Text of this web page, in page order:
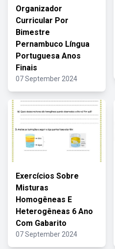
Organizador
Curricular Por
Bimestre
Pernambuco Língua
Portuguesa Anos
Finais
07 September 2024
Exercícios Sobre
Misturas
Homogêneas E
Heterogêneas 6 Ano
Com Gabarito
07 September 2024